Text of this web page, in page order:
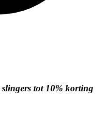
slingers tot 10% korting